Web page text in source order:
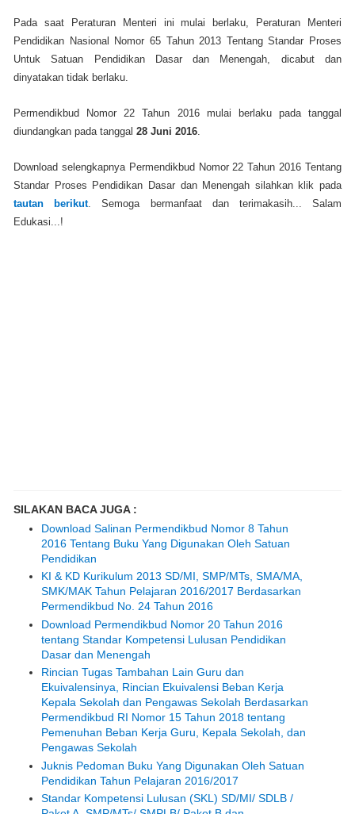
Pada saat Peraturan Menteri ini mulai berlaku, Peraturan Menteri
Pendidikan Nasional Nomor 65 Tahun 2013 Tentang Standar Proses
Untuk Satuan Pendidikan Dasar dan Menengah, dicabut dan
dinyatakan tidak berlaku.
Permendikbud Nomor 22 Tahun 2016 mulai berlaku pada tanggal
diundangkan pada tanggal 28 Juni 2016
Download selengkapnya Permendikbud Nomor 22 Tahun 2016 Tentang
Standar Proses Pendidikan Dasar dan Menengah silahkan klik pada
tautan berikut. Semoga bermanfaat dan terimakasih... Salam
Edukasi...!
SILAKAN BACA JUGA :
Download Salinan Permendikbud Nomor 8 Tahun
2016 Tentang Buku Yang Digunakan Oleh Satuan
Pendidikan
KI & KD Kurikulum 2013 SD/MI, SMP/MTs, SMA/MA,
SMK/MAK Tahun Pelajaran 2016/2017 Berdasarkan
Permendikbud No. 24 Tahun 2016
Download Permendikbud Nomor 20 Tahun 2016
tentang Standar Kompetensi Lulusan Pendidikan
Dasar dan Menengah
Rincian Tugas Tambahan Lain Guru dan
Ekuivalensinya, Rincian Ekuivalensi Beban Kerja
Kepala Sekolah dan Pengawas Sekolah Berdasarkan
Permendikbud RI Nomor 15 Tahun 2018 tentang
Pemenuhan Beban Kerja Guru, Kepala Sekolah, dan
Pengawas Sekolah
Juknis Pedoman Buku Yang Digunakan Oleh Satuan
Pendidikan Tahun Pelajaran 2016/2017
Standar Kompetensi Lulusan (SKL) SD/MI/ SDLB /